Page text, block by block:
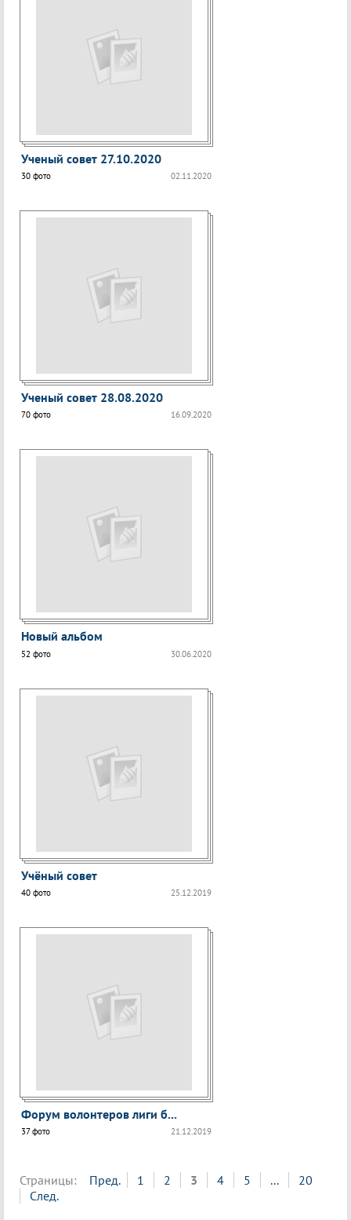
Ученый совет 27.10.2020
02.11.2020
30 фото
Ученый совет 28.08.2020
16.09.2020
70 фото
Новый альбом
30.06.2020
52 фото
Учёный совет
25.12.2019
40 фото
Форум волонтеров лиги б...
21.12.2019
37 фото
Страницы: Пред. 1 2 3 4 5 ...
20
След.